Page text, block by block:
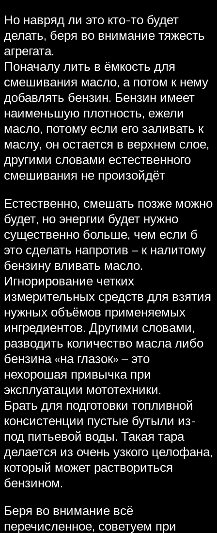
Но навряд ли это кто-то будет
делать, беря во внимание тяжесть
агрегата.
Поначалу лить в ёмкость для
смешивания масло, а потом к нему
добавлять бензин. Бензин имеет
наименьшую плотность, ежели
масло, потому если его заливать к
маслу, он остается в верхнем слое,
другими словами естественного
смешивания не произойдёт
Естественно, смешать позже можно
будет, но энергии будет нужно
существенно больше, чем если б
это сделать напротив – к налитому
бензину вливать масло.
Игнорирование четких
измерительных средств для взятия
нужных объёмов применяемых
ингредиентов. Другими словами,
разводить количество масла либо
бензина «на глазок» – это
нехорошая привычка при
эксплуатации мототехники.
Брать для подготовки топливной
консистенции пустые бутыли из-
под питьевой воды. Такая тара
делается из очень узкого целофана,
который может раствориться
бензином.
Беря во внимание всё
перечисленное, советуем при